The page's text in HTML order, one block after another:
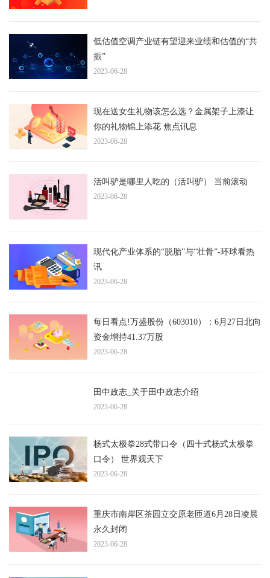
低估值空调产业链有望迎来业绩和估值的“共
振”
2023-06-28
现在送女生礼物该怎么选？金属架子上漆让
你的礼物锦上添花 焦点讯息
2023-06-28
活叫驴是哪里人吃的（活叫驴） 当前滚动
2023-06-28
现代化产业体系的“脱胎”与“壮骨”-环球看热
讯
2023-06-28
每日看点!万盛股份（603010）：6月27日北向
资金增持41.37万股
2023-06-28
田中政志_关于田中政志介绍
2023-06-28
杨式太极拳28式带口令（四十式杨式太极拳
口令） 世界观天下
2023-06-28
重庆市南岸区茶园立交原老匝道6月28日凌晨
永久封闭
2023-06-28